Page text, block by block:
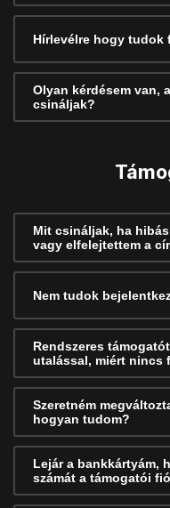
Hírlevélre hogy tudok
Olyan kérdésem van,
csináljak?
Mit csináljak, ha
vagy elfelejtettem a
Nem tudok
Rendszeres
utalással, miért nincs
Szeretném
hogyan tudom?
Lejár a bankkártyám,
számát a támogatói